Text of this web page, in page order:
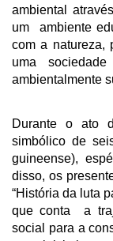
ambiental
um ambiente
com a natureza,
uma
ambientalmente
Durante o ato
simbólico de
guineense),
disso, os
“História da luta
que conta a
social para a